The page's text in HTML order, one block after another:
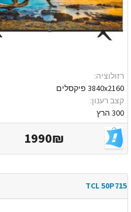
רזולוציה:
3840x2160 פיקסלים
קצב רענון:
300 הרץ
1990₪
TCL 50P715